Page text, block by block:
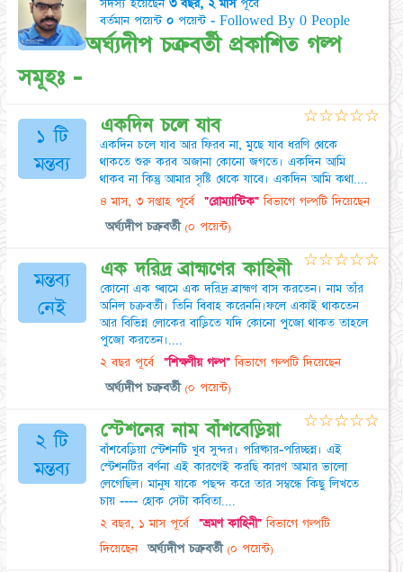
সদস্য হয়েছেন ৩ বছর, ২ মাসপূর্বে
বর্তমান পয়েন্ট ০পয়েন্ট - Followed By 0 People
অর্ঘ্যদীপ চক্রবর্তী প্রকাশিত গল্প
সমূহঃ -
১ টি
মন্তব্য
একদিন চলে যাব
একদিন চলে যাব আর ফিরব না, মুছে যাব ধরণি থেকে
থাকতে শুরু করব অজানা কোনো জগতে। একদিন আমি
থাকব না কিন্তু আমার সৃষ্টি থেকে যাবে। একদিন আমি কথা....
৪ মাস, ৩ সপ্তাহ পূর্বে "রোম্যান্টিক"বিভাগে গল্পটি দিয়েছেন
অর্ঘ্যদীপ চক্রবর্তী (০ পয়েন্ট)
☆☆☆☆☆
মন্তব্য
নেই
এক দরিদ্র ব্রাহ্মণের কাহিনী
কোনো এক গ্ৰামে এক দরিদ্র ব্রাহ্মণ বাস করতেন। নাম তাঁর
অনিল চক্রবর্তী। তিনি বিবাহ করেননি।ফলে একাই থাকতেন
আর বিভিন্ন লোকের বাড়িতে যদি কোনো পুজো থাকত তাহলে
পুজো করতেন।....
২ বছর পূর্বে "শিক্ষণীয় গল্প"বিভাগে গল্পটি দিয়েছেন
অর্ঘ্যদীপ চক্রবর্তী (০ পয়েন্ট)
☆☆☆☆☆
২ টি
মন্তব্য
স্টেশনের নাম বাঁশবেড়িয়া
বাঁশবেড়িয়া স্টেশনটি খুব সুন্দর। পরিষ্কার-পরিচ্ছন্ন। এই
স্টেশনটির বর্ণনা এই কারণেই করছি কারণ আমার ভালো
লেগেছিল। মানুষ যাকে পছন্দ করে তার সম্বন্ধে কিছু লিখতে
চায় ---- হোক সেটা কবিতা....
২ বছর, ১ মাস পূর্বে "ভ্রমণ কাহিনী"বিভাগে গল্পটি
দিয়েছেন
অর্ঘ্যদীপ চক্রবর্তী (০ পয়েন্ট)
☆☆☆☆☆